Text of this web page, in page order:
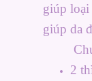
giúp loại
giúp da
2